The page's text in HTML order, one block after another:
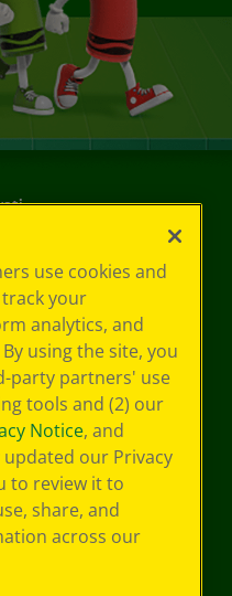
use cookies and
your
analytics, and
using the site, you
party partners' use
tools and (2) our
Notice, and
updated our Privacy
to review it to
share, and
across our